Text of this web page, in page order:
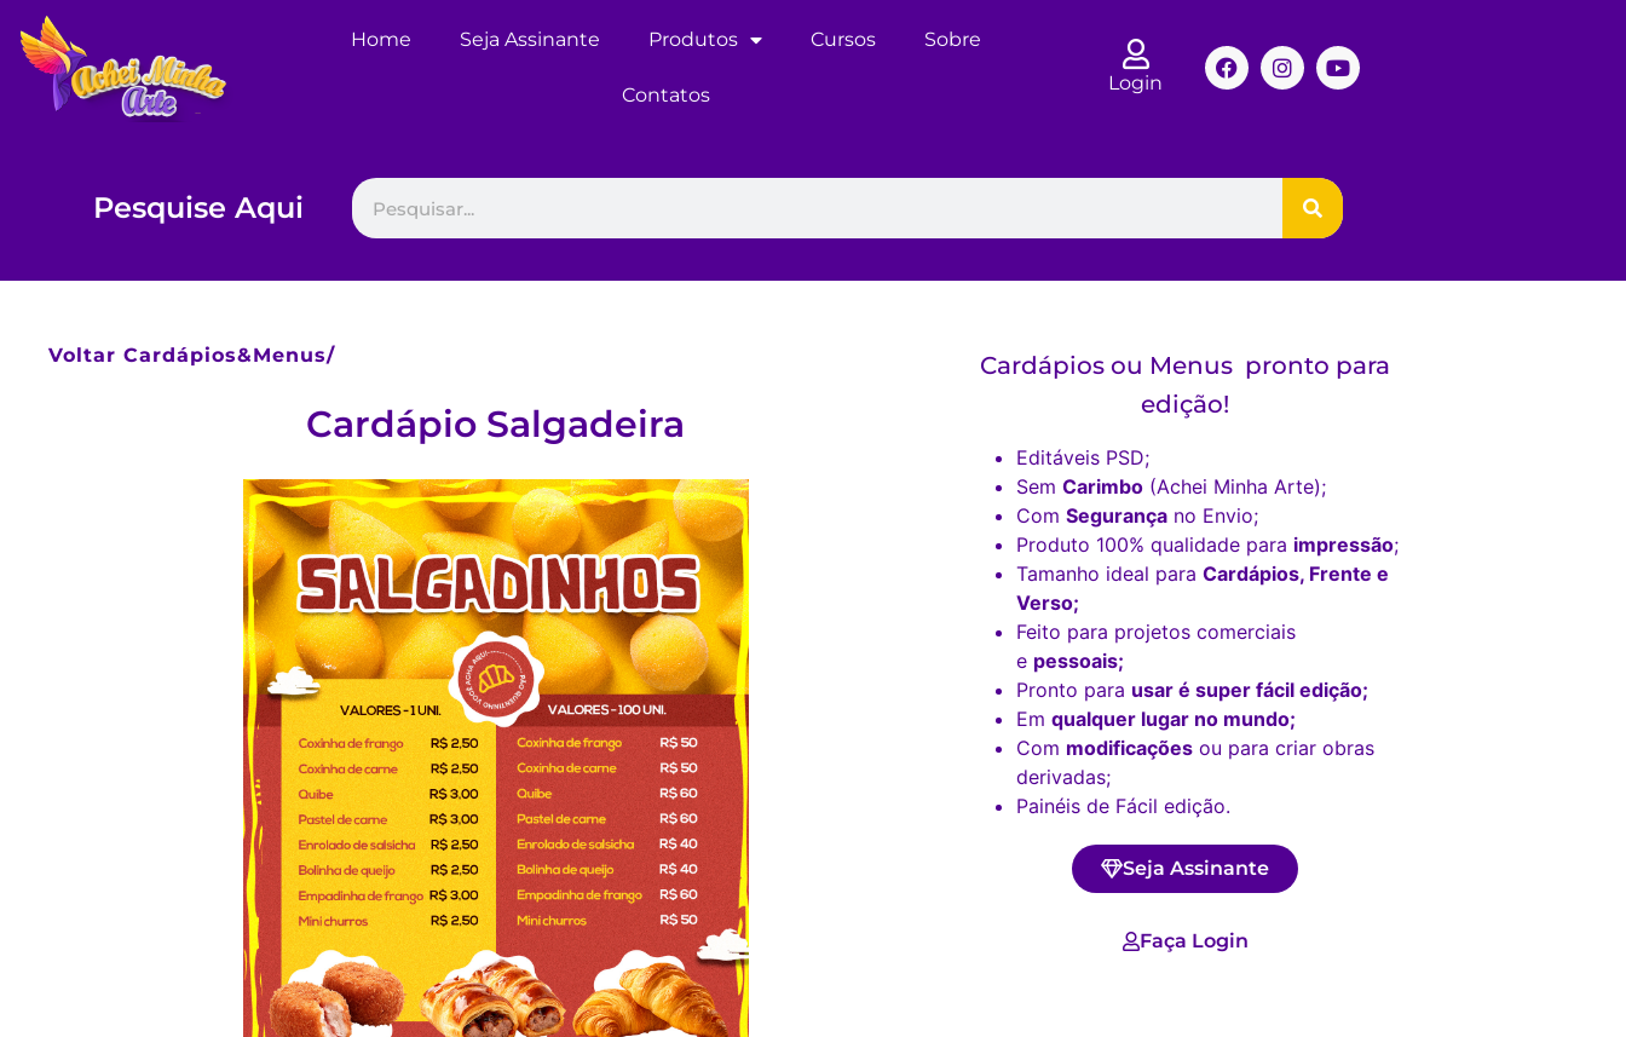
Home Seja Assinante Produtos Cursos Sobre
Contatos
Login
Pesquise Aqui
Voltar Cardápios&Menus/
Cardápio Salgadeira
Cardápios ou Menus pronto para
edição!
Editáveis PSD;
Sem Carimbo(Achei Minha Arte);
Com Segurançano Envio;
Produto 100% qualidade para impressão;
Tamanho ideal para Cardápios, Frente e
Verso;
Feito para projetos comerciais
e pessoais;
Pronto para usar é super fácil edição;
Em qualquer lugar no mundo;
Com modificaçõesou para criar obras
derivadas;
Painéis de Fácil edição.
Seja Assinante
Faça Login